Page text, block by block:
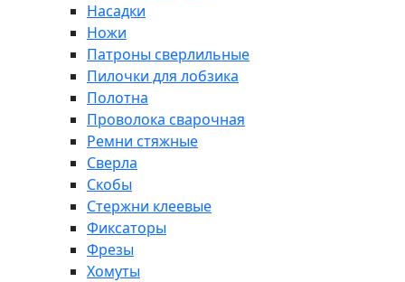
Насадки
Ножи
Патроны сверлильные
Пилочки для лобзика
Полотна
Проволока сварочная
Ремни стяжные
Сверла
Скобы
Стержни клеевые
Фиксаторы
Фрезы
Хомуты